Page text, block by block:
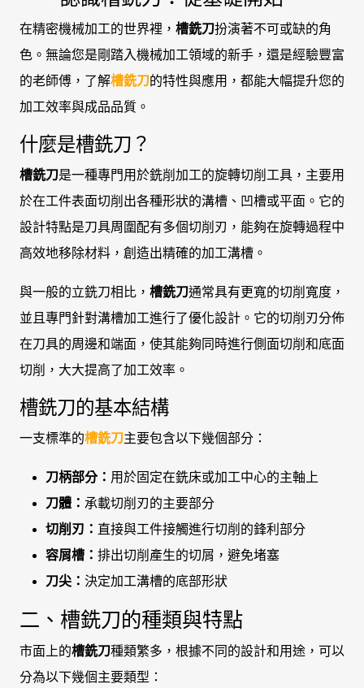
在精密機械加工的世界裡， 槽銑刀扮演著不可或缺的角
色。無論您是剛踏入機械加工領域的新手，還是經驗豐富
的老師傅，了解槽銑刀的特性與應用，都能大幅提升您的
加工效率與成品品質。
什麼是槽銑刀？
槽銑刀是一種專門用於銑削加工的旋轉切削工具，主要用
於在工件表面切削出各種形狀的溝槽、凹槽或平面。它的
設計特點是刀具周圍配有多個切削刃，能夠在旋轉過程中
高效地移除材料，創造出精確的加工溝槽。
與一般的立銑刀相比， 槽銑刀通常具有更寬的切削寬度，
並且專門針對溝槽加工進行了優化設計。它的切削刃分佈
在刀具的周邊和端面，使其能夠同時進行側面切削和底面
切削，大大提高了加工效率。
槽銑刀的基本結構
一支標準的槽銑刀主要包含以下幾個部分：
刀柄部分： 用於固定在銑床或加工中心的主軸上
刀體： 承載切削刃的主要部分
切削刃： 直接與工件接觸進行切削的鋒利部分
容屑槽： 排出切削產生的切屑，避免堵塞
刀尖： 決定加工溝槽的底部形狀
二、槽銑刀的種類與特點
市面上的槽銑刀種類繁多，根據不同的設計和用途，可以
分為以下幾個主要類型：